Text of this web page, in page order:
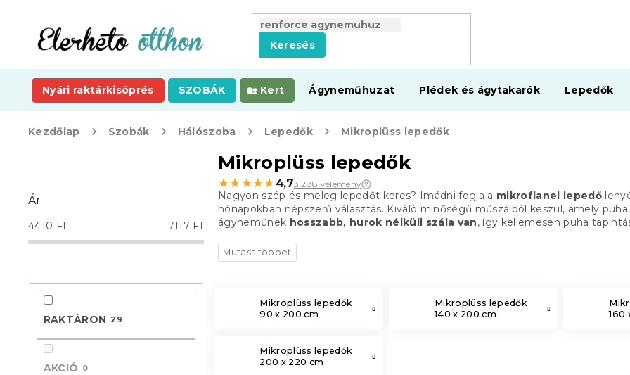
tartalomhoz
Keresés
Nyári raktárkisöprés SZOBÁK Kert Ágyneműhuzat Plédek és ágytakarók Lepedők
Kezdőlap Szobák Hálószoba Lepedők Mikroplüss lepedők
d
a
l
s
p
a
Ár
4410 Ft 7117 Ft
RAKTÁRON 29
AKCIÓ 0
Mikroplüss lepedők
★★★★★
★★★★★ 4,73 288 vélemény
Nagyon szép és meleg lepedőt keres? Imádni fogja a mikroflanel lepedő
hónapokban népszerű választás. Kiváló minőségű műszálból készül, amely
ágyneműnek hosszabb, hurok nélküli szála van, így kellemesen puha
Mikroplüss lepedők
90 x 200 cm
Mikroplüss lepedők
140 x 200 cm
160
Mikroplüss lepedők
200 x 220 cm